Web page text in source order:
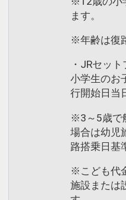
ます。
※年齢は復
・JRセッ
小学生のお
行開始日当
※3～5歳で
場合は幼児
路搭乗日基
※こども代
施設または